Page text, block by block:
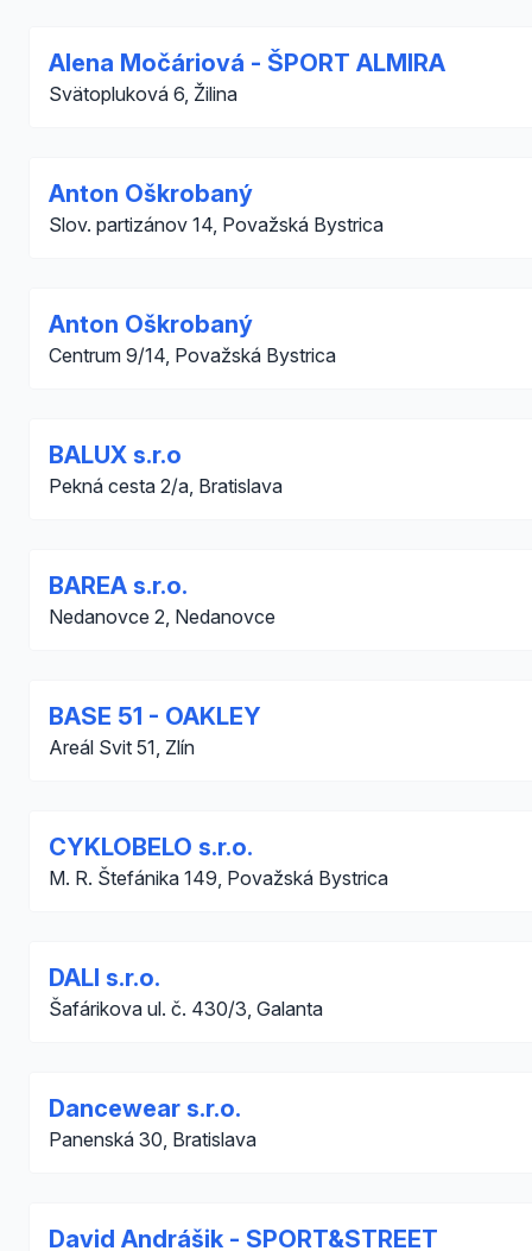
Alena Močáriová - ŠPORT ALMIRA
Svätopluková 6, Žilina
Anton Oškrobaný
Slov. partizánov 14, Považská Bystrica
Anton Oškrobaný
Centrum 9/14, Považská Bystrica
BALUX s.r.o
Pekná cesta 2/a, Bratislava
BAREA s.r.o.
Nedanovce 2, Nedanovce
BASE 51 - OAKLEY
Areál Svit 51, Zlín
CYKLOBELO s.r.o.
M. R. Štefánika 149, Považská Bystrica
DALI s.r.o.
Šafárikova ul. č. 430/3, Galanta
Dancewear s.r.o.
Panenská 30, Bratislava
David Andrášik - SPORT&STREET